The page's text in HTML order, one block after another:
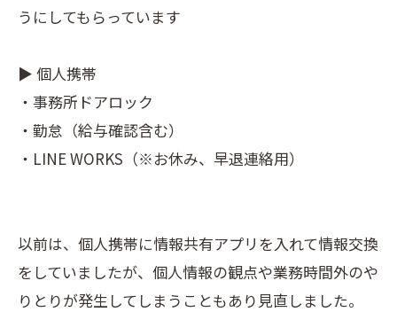
うにしてもらっています
▶ 個人携帯
・事務所ドアロック
・勤怠（給与確認含む）
・LINE WORKS（※お休み、早退連絡用）
以前は、個人携帯に情報共有アプリを入れて情報交換
をしていましたが、個人情報の観点や業務時間外のや
りとりが発生してしまうこともあり見直しました。